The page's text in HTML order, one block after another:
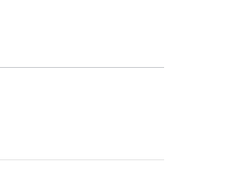
desde